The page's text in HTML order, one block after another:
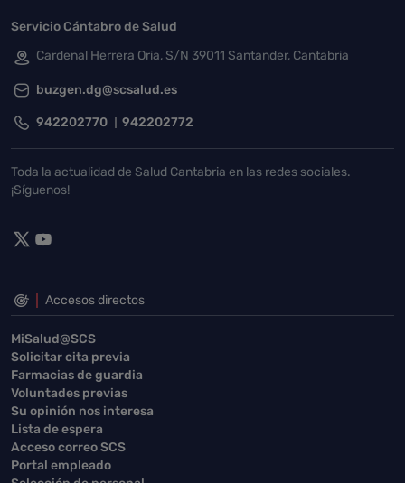
Servicio Cántabro de Salud
Cardenal Herrera Oria, S/N 39011 Santander, Cantabria
buzgen.dg@scsalud.es
942202770 942202772
Toda la actualidad de Salud Cantabria en las redes sociales.
¡Síguenos!
Accesos directos
MiSalud@SCS
Solicitar cita previa
Farmacias de guardia
Voluntades previas
Su opinión nos interesa
Lista de espera
Acceso correo SCS
Portal empleado